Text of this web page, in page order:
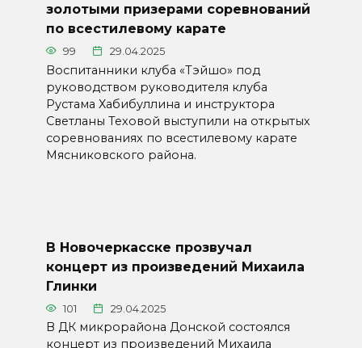
золотыми призерами соревнований
по всестилевому карате
99 29.04.2025
Воспитанники клуба «Тэйшо» под
руководством руководителя клуба
Рустама Хабибуллина и инструктора
Светланы Теховой выступили на открытых
соревнованиях по всестилевому карате
Мясниковского района.
В Новочеркасске прозвучал
концерт из произведений Михаила
Глинки
101 29.04.2025
В ДК микрорайона Донской состоялся
концерт из произведений Михаила